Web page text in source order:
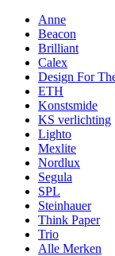
Anne
Beacon
Brilliant
Calex
Design For
ETH
Konstsmide
KS verlichting
Lighto
Mexlite
Nordlux
Segula
SPL
Steinhauer
Think Paper
Trio
Alle Merken